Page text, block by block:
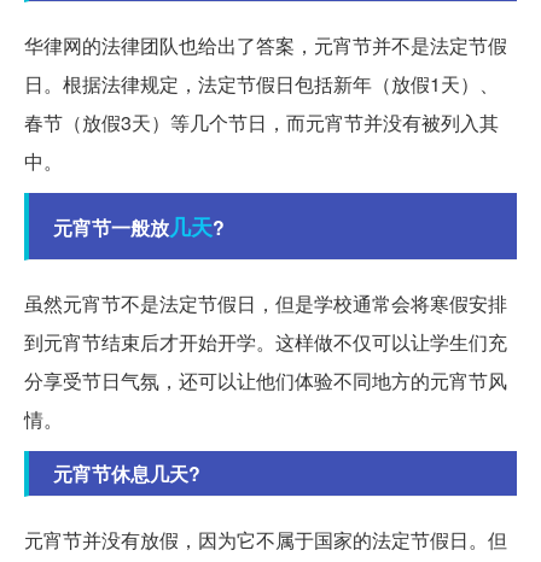
华律网的法律团队也给出了答案，元宵节并不是法定节假
日。根据法律规定，法定节假日包括新年（放假1天）、
春节（放假3天）等几个节日，而元宵节并没有被列入其
中。
元宵节一般放几天?
虽然元宵节不是法定节假日，但是学校通常会将寒假安排
到元宵节结束后才开始开学。这样做不仅可以让学生们充
分享受节日气氛，还可以让他们体验不同地方的元宵节风
情。
元宵节休息几天?
元宵节并没有放假，因为它不属于国家的法定节假日。但